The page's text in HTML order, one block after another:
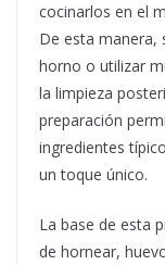
cocinarlos en el
De esta manera,
horno o utilizar
la limpieza
preparación
ingredientes
un toque único.
La base de esta
de hornear,